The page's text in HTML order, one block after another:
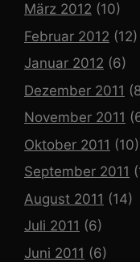
März 2012 (10)
Februar 2012 (12)
Januar 2012 (6)
Dezember 2011
November 2011
Oktober 2011 (10)
September 2011
August 2011 (14)
Juli 2011 (6)
Juni 2011 (6)